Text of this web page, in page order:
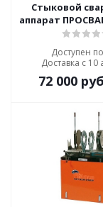
Стыковой
аппарат
Доступен
Доставка с 10
72 000